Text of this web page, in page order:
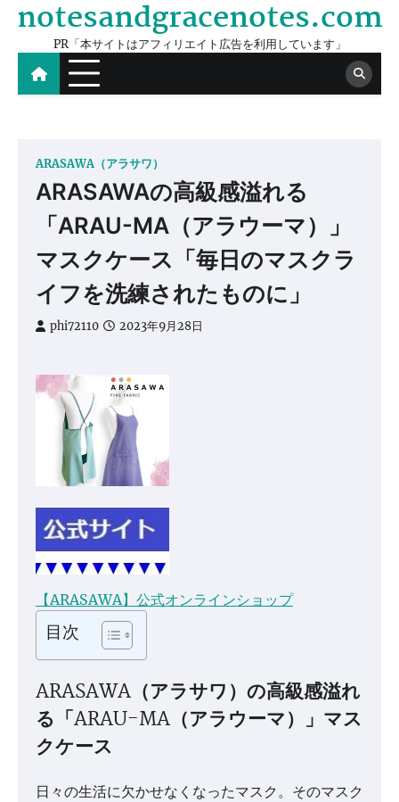
Skip
content
notesandgracenotes.com
PR「本サイトはアフィリエイト広告を利用しています」
ARASAWA（アラサワ）
ARASAWAの高級感溢れる
「ARAU-MA（アラウーマ）」
マスクケース「毎日のマスクラ
イフを洗練されたものに」
phi72110 2023年9月28日
【ARASAWA】公式オンラインショップ
目次
ARASAWA（アラサワ）の高級感溢れ
る「ARAU-MA（アラウーマ）」マス
クケース
日々の生活に欠かせなくなったマスク。そのマスク